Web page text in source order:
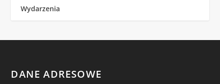
Wydarzenia
DANE ADRESOWE